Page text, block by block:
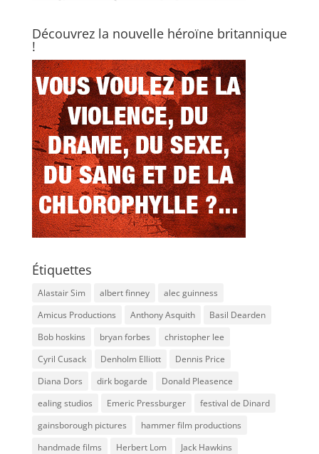
Découvrez la nouvelle héroïne britannique
!
Étiquettes
Alastair Sim albert finney
alec guinness
Amicus Productions
Anthony Asquith
Basil Dearden
Bob hoskins
bryan forbes
christopher lee
Cyril Cusack
Denholm Elliott
Dennis Price
Diana Dors
dirk bogarde
Donald Pleasence
ealing studios
Emeric Pressburger
festival de Dinard
gainsborough pictures
hammer film productions
handmade films
Herbert Lom
Jack Hawkins